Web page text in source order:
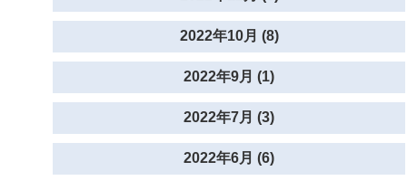
2022年10月 (8)
2022年9月 (1)
2022年7月 (3)
2022年6月 (6)